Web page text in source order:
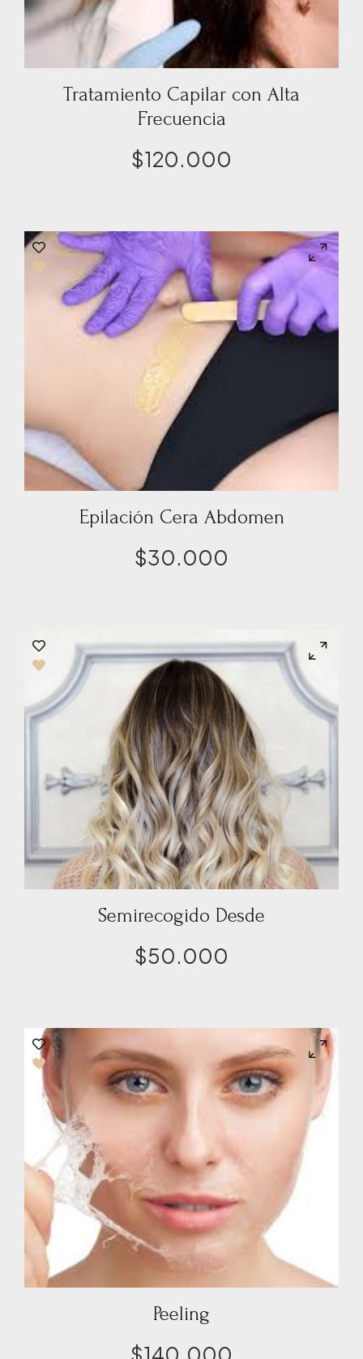
Tratamiento Capilar con Alta
Frecuencia
$120.000
Epilación Cera Abdomen
$30.000
Semirecogido Desde
$50.000
Peeling
$140.000